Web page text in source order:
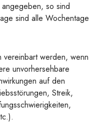
so sind
sind alle Wochentage
vereinbart werden, wenn
unvorhersehbare
auf den
Streik,